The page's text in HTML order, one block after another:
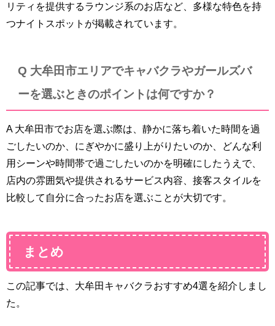
リティを提供するラウンジ系のお店など、多様な特色を持
つナイトスポットが掲載されています。
Q 大牟田市エリアでキャバクラやガールズバ
ーを選ぶときのポイントは何ですか？
A 大牟田市でお店を選ぶ際は、静かに落ち着いた時間を過
ごしたいのか、にぎやかに盛り上がりたいのか、どんな利
用シーンや時間帯で過ごしたいのかを明確にしたうえで、
店内の雰囲気や提供されるサービス内容、接客スタイルを
比較して自分に合ったお店を選ぶことが大切です。
まとめ
この記事では、 大牟田 キャバクラおすすめ4選を紹介しまし
た。